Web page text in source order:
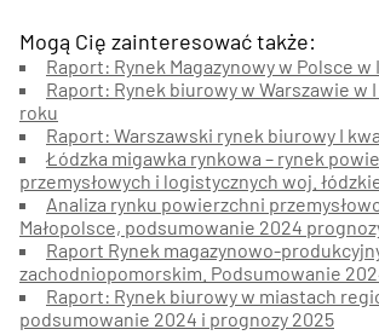
Mogą Cię zainteresować także:
Raport: Rynek Magazynowy w Polsce
Raport: Rynek biurowy w Warszawie w
roku
Raport: Warszawski rynek biurowy I
Łódzka migawka rynkowa – rynek
przemysłowych i logistycznych woj.
Analiza rynku powierzchni
Małopolsce, podsumowanie 2024
Raport Rynek magazynowo-
zachodniopomorskim. Podsumowanie
Raport: Rynek biurowy w miastach
podsumowanie 2024 i prognozy 2025